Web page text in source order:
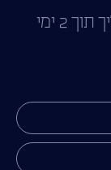
או השאירו פרטים ואדאג לחזור אליך תוך 2 ימי